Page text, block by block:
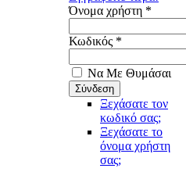
Όνομα χρήστη *
Κωδικός *
Να Με Θυμάσαι
Ξεχάσατε τον
κωδικό σας;
Ξεχάσατε το
όνομα χρήστη
σας;